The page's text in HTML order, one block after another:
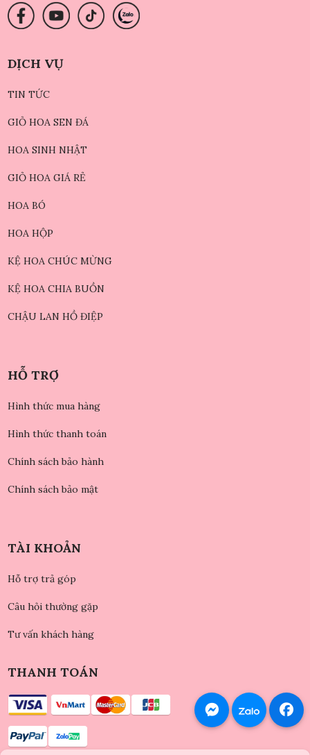
DỊCH VỤ
TIN TỨC
GIỎ HOA SEN ĐÁ
HOA SINH NHẬT
GIỎ HOA GIÁ RẺ
HOA BÓ
HOA HỘP
KỆ HOA CHÚC MỪNG
KỆ HOA CHIA BUỒN
CHẬU LAN HỒ ĐIỆP
HỖ TRỢ
Hình thức mua hàng
Hình thức thanh toán
Chính sách bảo hành
Chính sách bảo mật
TÀI KHOẢN
Hỗ trợ trả góp
Câu hỏi thường gặp
Tư vấn khách hàng
THANH TOÁN